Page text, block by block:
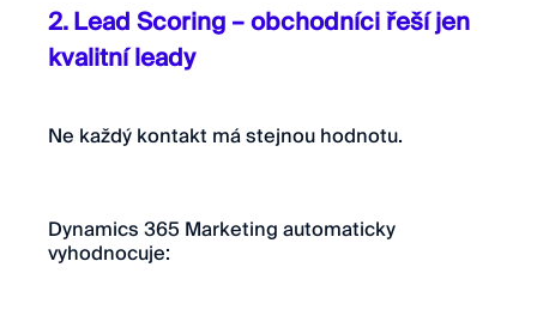
2. Lead Scoring – obchodníci řeší jen
kvalitní leady
Ne každý kontakt má stejnou hodnotu.
Dynamics 365 Marketing automaticky
vyhodnocuje: